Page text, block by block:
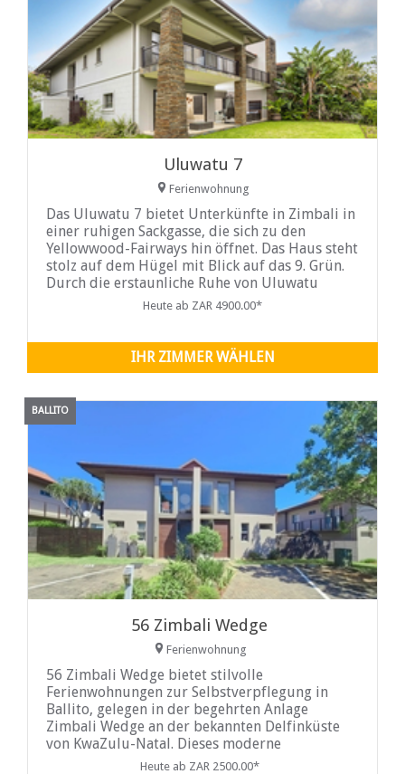
Uluwatu 7
Ferienwohnung
Das Uluwatu 7 bietet Unterkünfte in Zimbali in
einer ruhigen Sackgasse, die sich zu den
Yellowwood-Fairways hin öffnet. Das Haus steht
stolz auf dem Hügel mit Blick auf das 9. Grün.
Durch die erstaunliche Ruhe von Uluwatu
werden Sie sich auf jeden Fall wie zu Hause
Heute ab ZAR 4900.00*
IHR ZIMMER WÄHLEN
BALLITO
56 Zimbali Wedge
Ferienwohnung
56 Zimbali Wedge bietet stilvolle
Ferienwohnungen zur Selbstverpflegung in
Ballito, gelegen in der begehrten Anlage
Zimbali Wedge an der bekannten Delfinküste
von KwaZulu-Natal. Dieses moderne
Ferienhaus ist die ideale Wahl für Familien
Heute ab ZAR 2500.00*